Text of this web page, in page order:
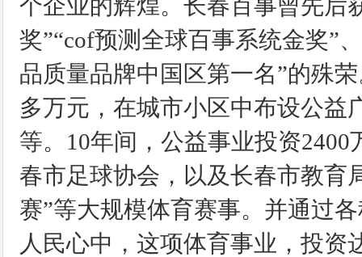
个企业的辉煌。长春百事曾先后
奖”“cof预测全球百事系统金奖”
品质量品牌中国区第一名”的殊
多万元，在城市小区中布设公益
等。10年间，公益事业投资
春市足球协会，以及长春市教育
赛”等大规模体育赛事。并通过
人民心中，这项体育事业，投资